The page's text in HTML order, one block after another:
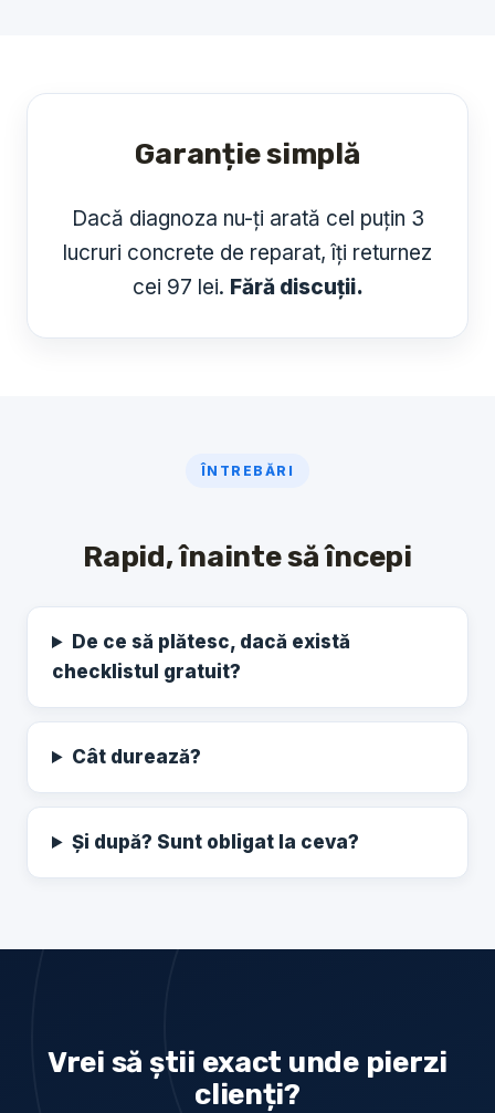
Garanție simplă
Dacă diagnoza nu-ți arată cel puțin 3
lucruri concrete de reparat, îți returnez
cei 97 lei. Fără discuții.
ÎNTREBĂRI
Rapid, înainte să începi
De ce să plătesc, dacă există
checklistul gratuit?
Cât durează?
Și după? Sunt obligat la ceva?
Vrei să știi exact unde pierzi
clienți?